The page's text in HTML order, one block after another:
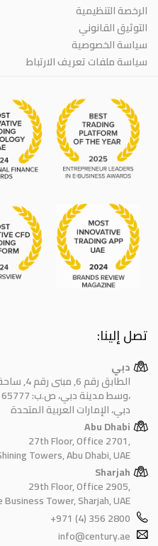
الرخصة التنظيمية
التوثيق القانوني
سياسة الخصوصية
سياسة ملفات تعريف الارتباط
تصل إلينا:
دبي
الطابق رقم 6, مبنى رقم 4, ساحة إعمار دبي
وسط مدينة دبي، ص.ب: 65777،
دبي، الإمارات العربية المتحدة
Abu Dhabi
27th Floor, Office 2701,
Towers, Abu Dhabi, UAE
Sharjah
29th Floor, Office 2905,
Business Tower, Sharjah, UAE
+971 (4) 356 2800
info@century.ae